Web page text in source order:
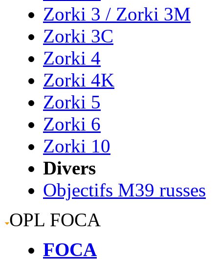
Zorki 3 / Zorki 3M
Zorki 3C
Zorki 4
Zorki 4K
Zorki 5
Zorki 6
Zorki 10
Divers
Objectifs M39 russes
OPL FOCA
FOCA